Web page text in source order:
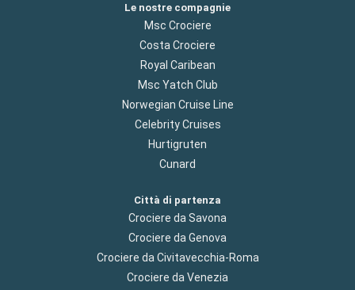
Le nostre compagnie
Msc Crociere
Costa Crociere
Royal Caribean
Msc Yatch Club
Norwegian Cruise Line
Celebrity Cruises
Hurtigruten
Cunard
Città di partenza
Crociere da Savona
Crociere da Genova
Crociere da Civitavecchia-Roma
Crociere da Venezia